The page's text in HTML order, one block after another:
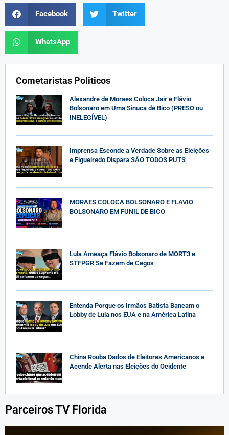
Facebook Twitter
WhatsApp
Cometaristas Politicos
Alexandre de Moraes Coloca Jair e Flávio
Bolsonaro em Uma Sinuca de Bico (PRESO ou
INELEGÍVEL)
Imprensa Esconde a Verdade Sobre as Eleições
e Figueiredo Dispara SÃO TODOS PUTS
MORAES COLOCA BOLSONARO E FLAVIO
BOLSONARO EM FUNIL DE BICO
Lula Ameaça Flávio Bolsonaro de MORT3 e
STFPGR Se Fazem de Cegos
Entenda Porque os Irmãos Batista Bancam o
Lobby de Lula nos EUA e na América Latina
China Rouba Dados de Eleitores Americanos e
Acende Alerta nas Eleições do Ocidente
Parceiros TV Florida